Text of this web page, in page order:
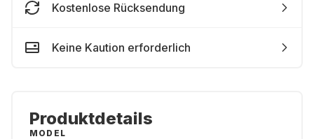
Kostenlose Rücksendung
Keine Kaution erforderlich
Produktdetails
MODEL